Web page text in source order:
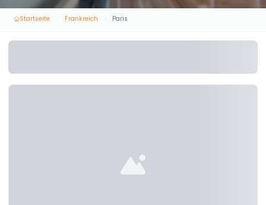
Startseite Frankreich Paris